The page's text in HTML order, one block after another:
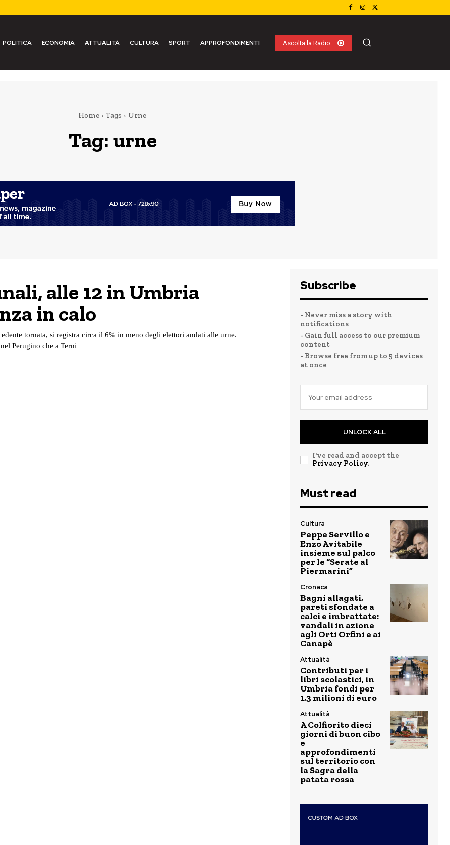
POLITICA ECONOMIA ATTUALITÀ CULTURA SPORT APPROFONDIMENTI Ascolta la Radio
Home Tags Urne
Tag:urne
alle 12 in Umbria
in calo
tornata, si registra circa il 6% in meno degli elettori andati alle urne.
Perugino che a Terni
Subscribe
- Never miss a story with
notifications
- Gain full access to our premium
content
- Browse free from up to 5 devices
at once
UNLOCK ALL
I've read and accept the
Privacy Policy.
Must read
Cultura
Peppe Servillo e
Enzo Avitabile
insieme sul palco
per le “Serate al
Piermarini”
Cronaca
Bagni allagati,
pareti sfondate a
calci e imbrattate:
vandali in azione
agli Orti Orfini e ai
Canapè
Attualità
Contributi per i
libri scolastici, in
Umbria fondi per
1,3 milioni di euro
Attualità
A Colfiorito dieci
giorni di buon cibo
e
approfondimenti
sul territorio con
la Sagra della
patata rossa